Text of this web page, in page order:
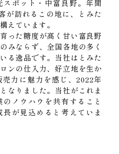
ポット・中富良野。年間
が訪れるこの地に、とみた
えています。
った糖度が高く甘い富良野
みならず、全国各地の多く
る逸品です。当社はとみた
ンの仕入力、好立地を生か
売力に魅力を感じ、2022年
なりました。当社がこれま
ノウハウを共有すること
が見込めると考えていま